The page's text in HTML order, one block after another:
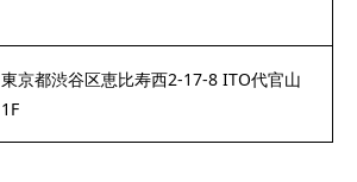
東京都渋谷区恵比寿西2-17-8 ITO代官山
1F